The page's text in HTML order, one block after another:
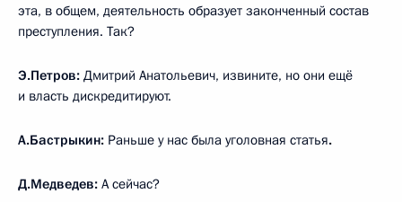
эта, в общем, деятельность образует законченный состав
преступления. Так?
Э.Петров: Дмитрий Анатольевич, извините, но они ещё
и власть дискредитируют.
А.Бастрыкин: Раньше у нас была уголовная статья.
Д.Медведев: А сейчас?